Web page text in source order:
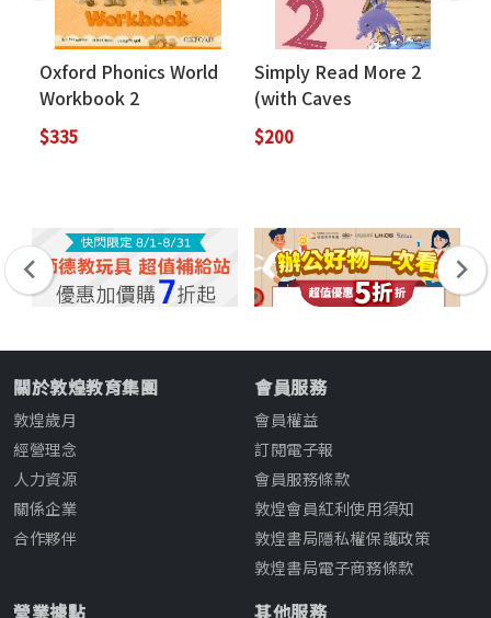
Oxford Phonics World
Workbook 2
$335
Simply Read More 2
(with Caves
WebSource)
$200
關於敦煌教育集團
敦煌歲月
經營理念
人力資源
關係企業
合作夥伴
會員服務
會員權益
訂閱電子報
會員服務條款
敦煌會員紅利使用須知
敦煌書局隱私權保護政策
敦煌書局電子商務條款
營業據點 其他服務